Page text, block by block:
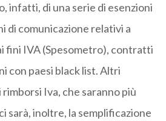
infatti, di una serie di esenzioni
di comunicazione relativi a
fini IVA (Spesometro), contratti
con paesi black list. Altri
Iva, che saranno più
sarà, inoltre, la semplificazione